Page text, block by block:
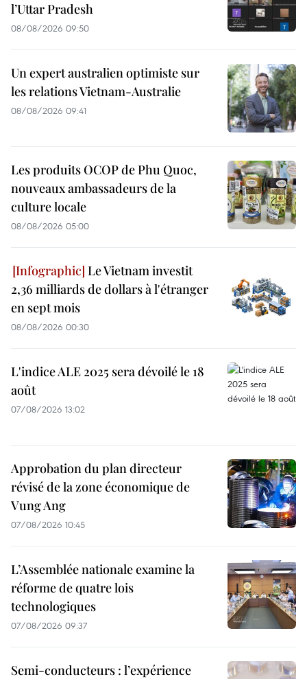
l’Uttar Pradesh
08/08/2026 09:50
Un expert australien optimiste sur
les relations Vietnam-Australie
08/08/2026 09:41
Les produits OCOP de Phu Quoc,
nouveaux ambassadeurs de la
culture locale
08/08/2026 05:00
Le Vietnam investit
2,36 milliards de dollars à l'étranger
en sept mois
08/08/2026 00:30
L'indice ALE 2025 sera dévoilé le 18
août
07/08/2026 13:02
Approbation du plan directeur
révisé de la zone économique de
Vung Ang
07/08/2026 10:45
L’Assemblée nationale examine la
réforme de quatre lois
technologiques
07/08/2026 09:37
Semi-conducteurs : l’expérience